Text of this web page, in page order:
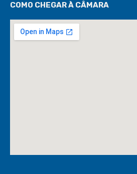
COMO CHEGAR À CÂMARA